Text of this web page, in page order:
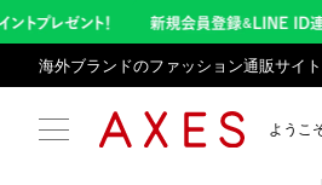
海外ブランドのファッション通販サイ
ようこ